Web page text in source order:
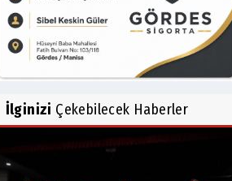
İlginizi Çekebilecek Haberler